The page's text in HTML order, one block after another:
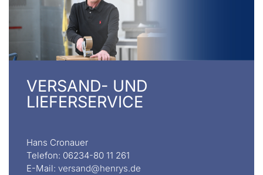
VERSAND- UND
LIEFERSERVICE
Hans Cronauer
Telefon: 06234-80 11 261
E-Mail: versand@henrys.de